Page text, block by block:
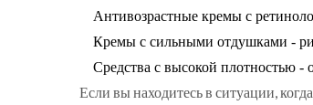
Антивозрастные кремы с
Кремы с сильными отдушками -
Средства с высокой плотностью -
Если вы находитесь в ситуации,